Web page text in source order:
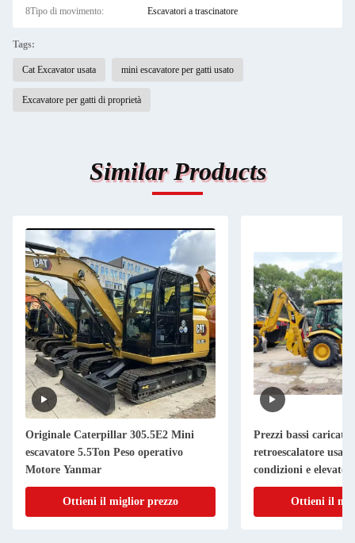
8Tipo di movimento: Escavatori a trascinatore
Tags:
Cat Excavator usata mini escavatore per gatti usato
Excavatore per gatti di proprietà
Similar Products
Originale Caterpillar 305.5E2 Mini
escavatore 5.5Ton Peso operativo
Motore Yanmar
Ottieni il miglior prezzo
Prezzi bassi
retroescalatore
condizioni e elevate
Ottieni il